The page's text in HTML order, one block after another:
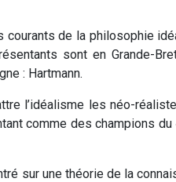
courants de la philosophie
sont en Grande-
: Hartmann.
l’idéalisme les néo-
comme des champions
sur une théorie de la